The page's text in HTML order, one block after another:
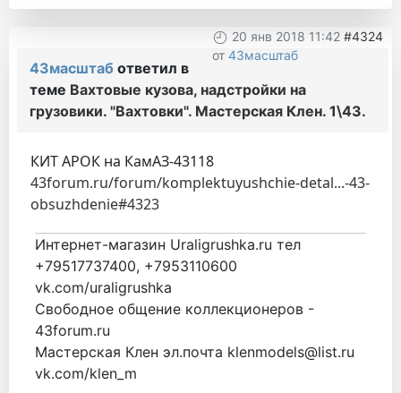
20 янв 2018 11:42 #4324
от 43масштаб
43масштаб ответил в
теме Вахтовые кузова, надстройки на
грузовики. "Вахтовки". Мастерская Клен. 1\43.
КИТ АРОК на КамАЗ-43118
43forum.ru/forum/komplektuyushchie-detal...-43-
obsuzhdenie#4323
Интернет-магазин Uraligrushka.ru тел
+79517737400, +7953110600
vk.com/uraligrushka
Свободное общение коллекционеров -
43forum.ru
Мастерская Клен эл.почта klenmodels@list.ru
vk.com/klen_m